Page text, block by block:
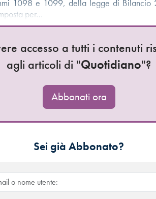
1098 e 1099, della legge di
per…
accesso a tutti i contenuti
agli articoli di "Quotidiano"?
Abbonati ora
Sei già Abbonato?